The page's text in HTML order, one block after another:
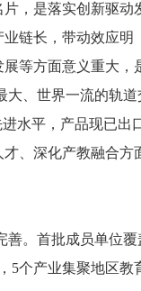
，是落实创新驱动
链长，带动效应明
等方面意义重大，
大、世界一流的轨道
水平，产品现已出
、深化产教融合方
善。首批成员单位覆
5个产业集聚地区教